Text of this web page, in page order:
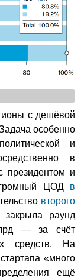
с дешёвой
особенно
и
в
президентом и
ЦОД в
второго
раунд
— за счёт
средств. На
«много
ещё